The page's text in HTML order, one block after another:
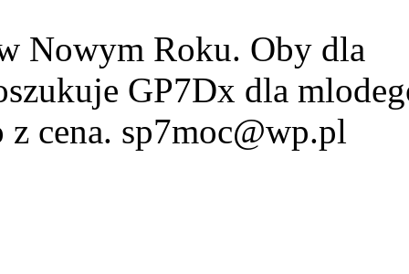
Nowym Roku. Oby dla
GP7Dx dla
cena. sp7moc@wp.pl